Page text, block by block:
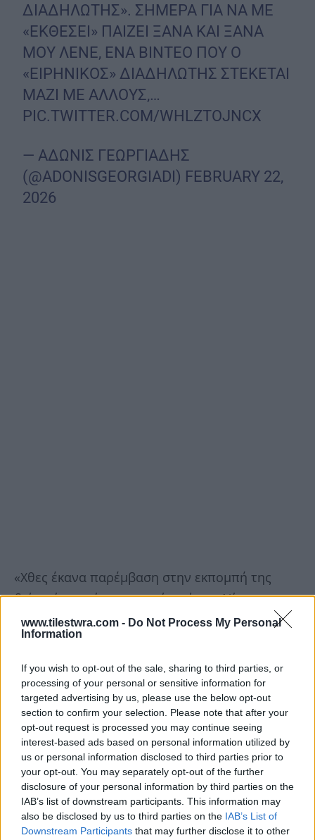
www.tilestwra.com - Do Not Process My Personal
Information
If you wish to opt-out of the sale, sharing to third parties, or
processing of your personal or sensitive information for
targeted advertising by us, please use the below opt-out
section to confirm your selection. Please note that after your
opt-out request is processed you may continue seeing
interest-based ads based on personal information utilized by
us or personal information disclosed to third parties prior to
your opt-out. You may separately opt-out of the further
disclosure of your personal information by third parties on the
IAB’s list of downstream participants. This information may
also be disclosed by us to third parties on the IAB’s List of
Downstream Participants that may further disclose it to other
ΔΙΑΔΗΛΩΤΗΣ». ΣΗΜΕΡΑ ΓΙΑ ΝΑ ΜΕ
«ΕΚΘΕΣΕΙ» ΠΑΙΖΕΙ ΞΑΝΑ ΚΑΙ ΞΑΝΑ
ΜΟΥ ΛΕΝΕ, ΕΝΑ ΒΙΝΤΕΟ ΠΟΥ Ο
«ΕΙΡΗΝΙΚΟΣ» ΔΙΑΔΗΛΩΤΗΣ ΣΤΕΚΕΤΑΙ
ΜΑΖΙ ΜΕ ΑΛΛΟΥΣ,…
PIC.TWITTER.COM/WHLZTOJNCX
— ΑΔΩΝΙΣ ΓΕΩΡΓΙΑΔΗΣ
(@ADONISGEORGIADI) FEBRUARY 22,
2026
«Χθες έκανα παρέμβαση στην εκπομπή της
διότι είχε εκεί τον γιατρό από την Νίκαια που
έλεγε ότι ήταν ένας ”ειρηνικός διαδηλωτής”.
Σήμερα για να με ”εκθέσει” παίζει ξανά και ξανά
μου λένε, ένα βίντεο που ο «ειρηνικός»
διαδηλωτής στέκεται μαζί με άλλους, μου
μπλοκάρουν δια της βίας την είσοδο σε ένα
Νοσοκομείο που έχω όλο το δικαίωμα να πάω
και σε αυτό το βίντεο σηκώνει την γροθιά του
να με κτυπήσει και αστοχεί…το έγκλημα μου σε
αυτό το βίντεο, είναι ότι σε αυτό δεν με
πέτυχε. Θα κάτσω στην επόμενη μου επίσκεψη
εκεί να με κτυπήσουν on camera για να είναι